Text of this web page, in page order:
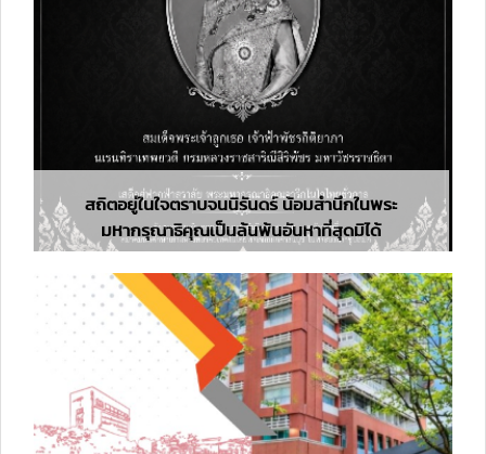
สถิตอยู่ในใจตราบจนนิรันดร์ น้อมสำนึกในพระ
มหากรุณาธิคุณเป็นล้นพ้นอันหาที่สุดมิได้